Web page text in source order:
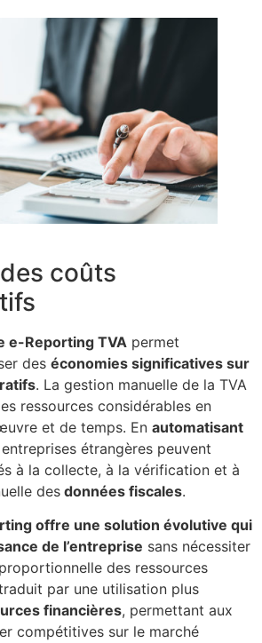
coûts
e-Reporting TVA permet
des économies significatives sur
. La gestion manuelle de la TVA
ressources considérables en
et de temps. En automatisant
étrangères peuvent
à la collecte, à la vérification et à
des données fiscales.
offre une solution évolutive qui
de l’entreprise sans nécessiter
des ressources
par une utilisation plus
financières, permettant aux
compétitives sur le marché